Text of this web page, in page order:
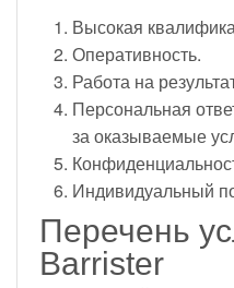
Высокая
Оперативность.
Работа на
Персональная ответственность специалистов
за оказываемые
Индивидуальный
Перечень
Barrister